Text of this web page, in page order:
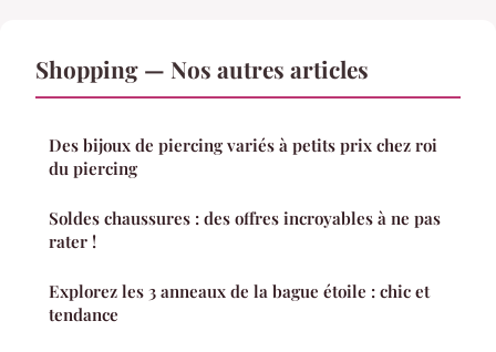
Shopping — Nos autres articles
Des bijoux de piercing variés à petits prix chez roi
du piercing
Soldes chaussures : des offres incroyables à ne pas
rater !
Explorez les 3 anneaux de la bague étoile : chic et
tendance